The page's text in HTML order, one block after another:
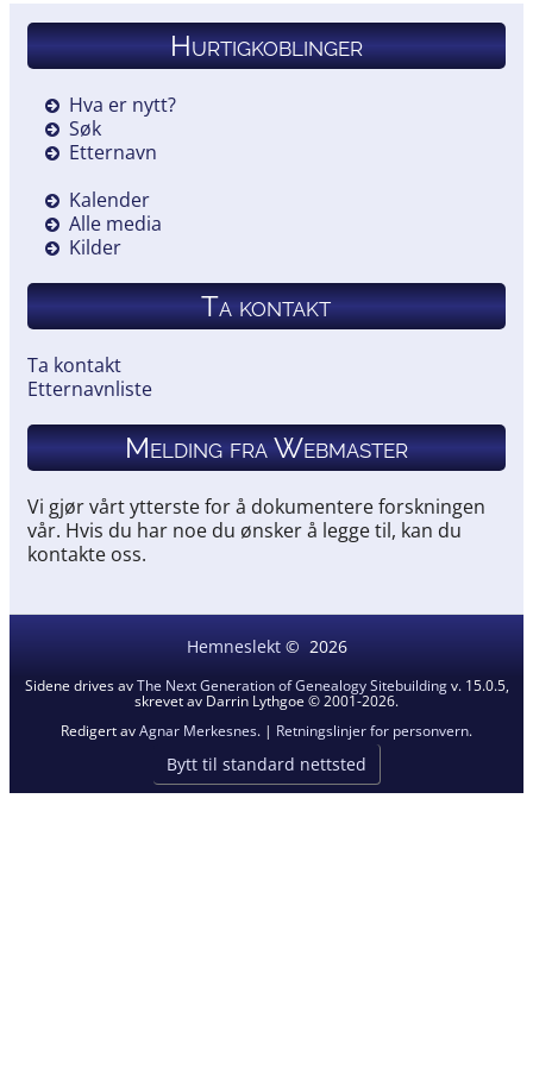
Hurtigkoblinger
Hva er nytt?
Søk
Etternavn
Kalender
Alle media
Kilder
Ta kontakt
Ta kontakt
Etternavnliste
Melding fra Webmaster
Vi gjør vårt ytterste for å dokumentere forskningen
vår. Hvis du har noe du ønsker å legge til, kan du
kontakte oss.
Hemneslekt© 2026
Sidene drives avThe Next Generation of Genealogy Sitebuildingv. 15.0.5,
skrevet av Darrin Lythgoe © 2001-2026.
Redigert avAgnar Merkesnes. | Retningslinjer for personvern.
Bytt til standard nettsted